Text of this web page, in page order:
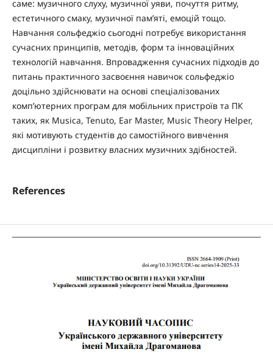
саме: музичного слуху, музичної уяви, почуття ритму,
естетичного смаку, музичної пам’яті, емоцій тощо.
Навчання сольфеджіо сьогодні потребує використання
сучасних принципів, методів, форм та інноваційних
технологій навчання. Впровадження сучасних підходів до
питань практичного засвоєння навичок сольфеджіо
доцільно здійснювати на основі спеціалізованих
комп’ютерних програм для мобільних пристроїв та ПК
таких, як Musica, Tenuto, Ear Master, Music Theory Helper,
які мотивують студентів до самостійного вивчення
дисципліни і розвитку власних музичних здібностей.
References